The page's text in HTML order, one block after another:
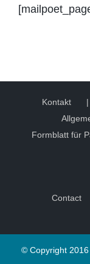
Kontakt
Formblatt für
Contact
© Copyright 2016